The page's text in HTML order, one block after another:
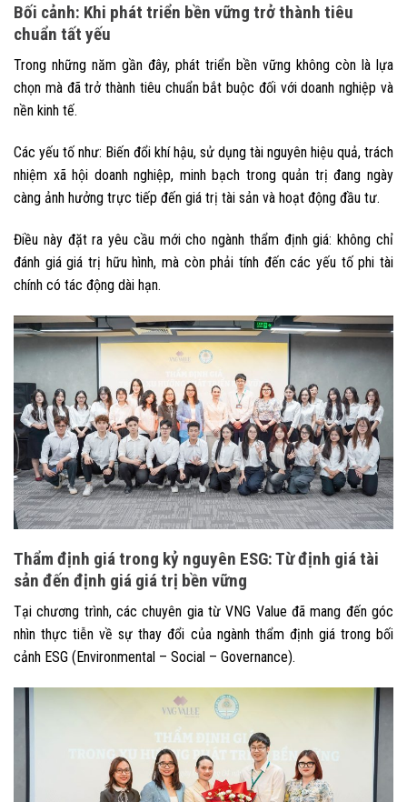
Bối cảnh: Khi phát triển bền vững trở thành tiêu
chuẩn tất yếu
Trong những năm gần đây, phát triển bền vững không còn là lựa
chọn mà đã trở thành tiêu chuẩn bắt buộc đối với doanh nghiệp và
nền kinh tế.
Các yếu tố như: Biến đổi khí hậu, sử dụng tài nguyên hiệu quả, trách
nhiệm xã hội doanh nghiệp, minh bạch trong quản trị đang ngày
càng ảnh hưởng trực tiếp đến giá trị tài sản và hoạt động đầu tư.
Điều này đặt ra yêu cầu mới cho ngành thẩm định giá: không chỉ
đánh giá giá trị hữu hình, mà còn phải tính đến các yếu tố phi tài
chính có tác động dài hạn.
Thẩm định giá trong kỷ nguyên ESG: Từ định giá tài
sản đến định giá giá trị bền vững
Tại chương trình, các chuyên gia từ VNG Value đã mang đến góc
nhìn thực tiễn về sự thay đổi của ngành thẩm định giá trong bối
cảnh ESG (Environmental – Social – Governance).